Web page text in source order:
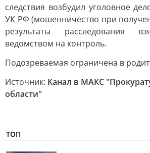
следствия возбудил уголовное
УК РФ (мошенничество при
результаты расследования
ведомством на контроль.
Подозреваемая ограничена в
Источник: Канал в МАКС
области"
ТОП